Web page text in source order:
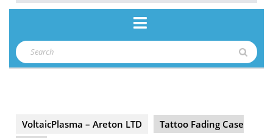
Button
Search
for:
VoltaicPlasma – Areton LTD
Tattoo Fading Case